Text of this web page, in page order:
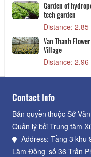
Garden of
tech garden
Distance: 2.85
Van Thanh Flower
Village
Distance: 2.96
Contact Info
Bản quyền thuộc Sở
Quản lý bởi Trung tâm
Address: Tầng 3 khu
Lâm Đồng, số 36 Trần